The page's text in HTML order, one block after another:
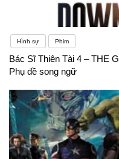
Hình sự Phim
Bác Sĩ Thiên Tài 4 – THE
Phụ đề song ngữ